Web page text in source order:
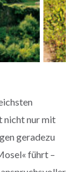
nicht nur mit
geradezu
führt –